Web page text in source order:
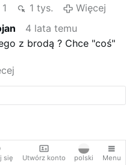
się Utwórz konto polski Menu
1 1 tys.
Więcej
4 lata temu
z brodą ? Chce "coś"